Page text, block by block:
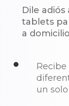
Dile
tablets
a
un